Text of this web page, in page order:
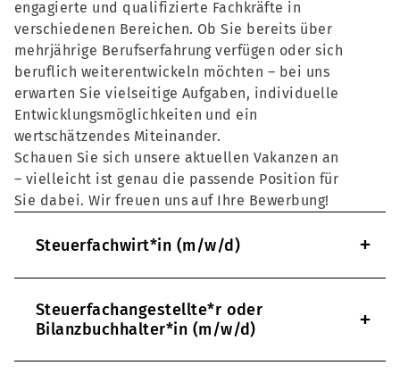
engagierte und qualifizierte Fachkräfte in
verschiedenen Bereichen. Ob Sie bereits über
mehrjährige Berufserfahrung verfügen oder sich
beruflich weiterentwickeln möchten – bei uns
erwarten Sie vielseitige Aufgaben, individuelle
Entwicklungsmöglichkeiten und ein
wertschätzendes Miteinander.
Schauen Sie sich unsere aktuellen Vakanzen an
– vielleicht ist genau die passende Position für
Sie dabei. Wir freuen uns auf Ihre Bewerbung!
Steuerfachwirt*in (m/w/d) +
Steuerfachangestellte*r oder
Bilanzbuchhalter*in (m/w/d)
+